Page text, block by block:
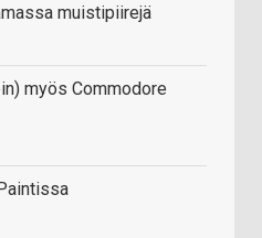
muistipiirejä
myös Commodore